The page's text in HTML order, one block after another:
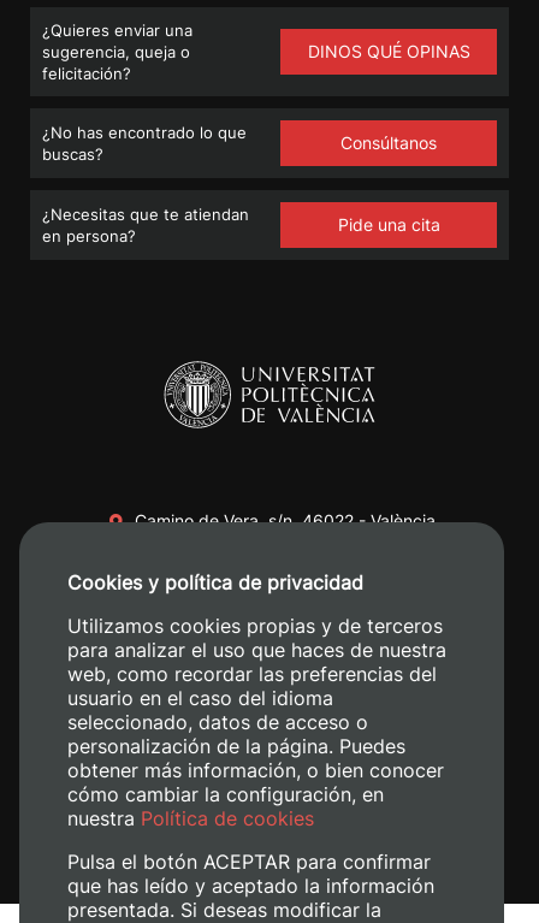
¿Quieres enviar una
sugerencia, queja o
felicitación?
DINOS QUÉ OPINAS
¿No has encontrado lo que
buscas?
Consúltanos
¿Necesitas que te atiendan
en persona?
Pide una cita
Camino de Vera, s/n. 46022 - València
+34 620 04 00 50
Cookies y política de privacidad
Utilizamos cookies propias y de terceros
para analizar el uso que haces de nuestra
web, como recordar las preferencias del
usuario en el caso del idioma
seleccionado, datos de acceso o
personalización de la página. Puedes
obtener más información, o bien conocer
cómo cambiar la configuración, en
nuestra Política de cookies
Pulsa el botón ACEPTAR para confirmar
que has leído y aceptado la información
presentada. Si deseas modificar la